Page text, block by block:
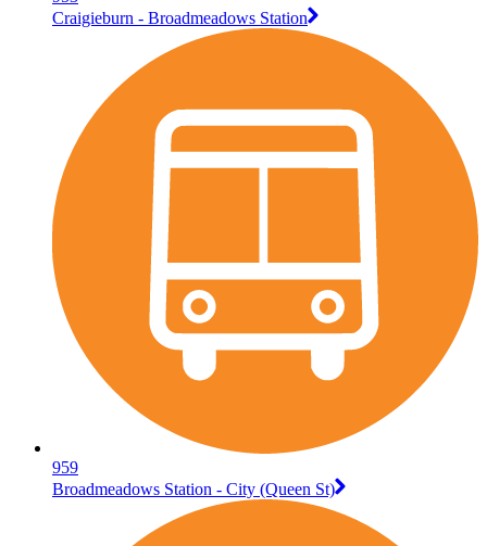
Craigieburn - Broadmeadows Station
959
Broadmeadows Station - City (Queen St)